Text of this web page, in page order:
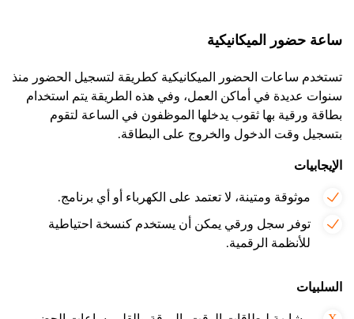
ساعة حضور الميكانيكية
تستخدم ساعات الحضور الميكانيكية كطريقة لتسجيل الحضور منذ
سنوات عديدة في أماكن العمل، وفي هذه الطريقة يتم استخدام
بطاقة ورقية بها ثقوب يدخلها الموظفون في الساعة لتقوم
بتسجيل وقت الدخول والخروج على البطاقة.
الإيجابيات
موثوقة ومتينة، لا تعتمد على الكهرباء أو أي برنامج.
توفر سجل ورقي يمكن أن يستخدم كنسخة احتياطية
للأنظمة الرقمية.
السلبيات